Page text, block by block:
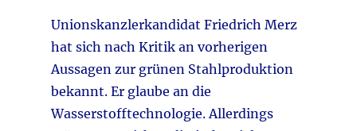
Unionskanzlerkandidat Friedrich Merz
hat sich nach Kritik an vorherigen
Aussagen zur grünen Stahlproduktion
bekannt. Er glaube an die
Wasserstofftechnologie. Allerdings